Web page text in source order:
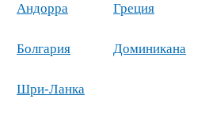
Андорра
Болгария
Греция
Доминикана
Шри-Ланка